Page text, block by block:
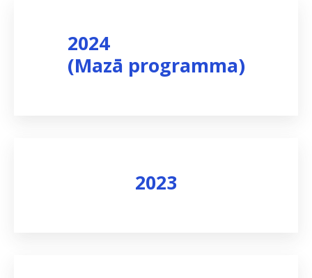
2024
(Mazā programma)
2023